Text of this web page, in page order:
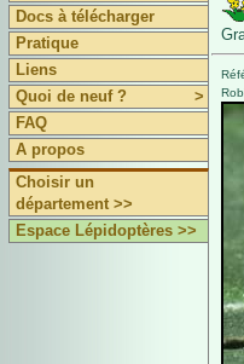
Docs à télécharger
Pratique
Liens
Quoi de neuf ?
>
FAQ
A propos
Choisir un
département >>
Espace Lépidoptères >>